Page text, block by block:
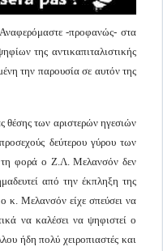
-προφανώς- στα
της αντικαπιταλιστικής
την παρουσία σε αυτόν της
θέσης των αριστερών ηγεσιών
δεύτερου γύρου των
τη φορά ο Ζ.Λ. Μελανσόν δεν
από την έκπληξη της
κ. Μελανσόν είχε σπεύσει να
να καλέσει να ψηφιστεί ο
ήδη πολύ χειροπιαστές και